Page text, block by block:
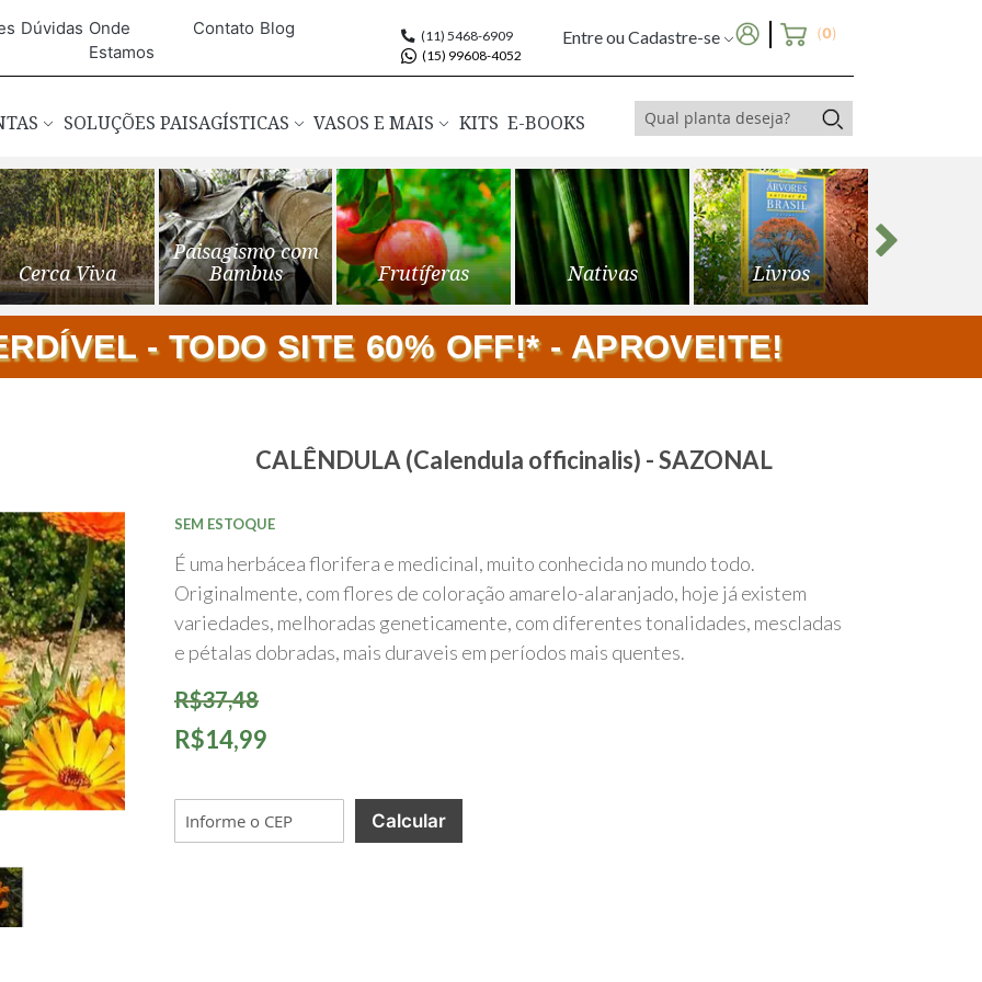
Dúvidas Onde
Estamos
Contato Blog
(11) 5468-6909
(15) 99608-4052
Entre ou Cadastre-se (0)
SOLUÇÕES PAISAGÍSTICAS VASOS E MAIS KITS E-BOOKS
Cerca Viva
Paisagismo com
Bambus
Frutíferas Nativas Livros
- TODO SITE 60% OFF!* - APROVEITE!
da
Galeria
de
imagens
CALÊNDULA (Calendula officinalis) - SAZONAL
R$37,48
R$14,99
SEM ESTOQUE
É uma herbácea florifera e medicinal, muito conhecida no mundo todo.
Originalmente, com flores de coloração amarelo-alaranjado, hoje já existem
variedades, melhoradas geneticamente, com diferentes tonalidades, mescladas
e pétalas dobradas, mais duraveis em períodos mais quentes.
Calcular